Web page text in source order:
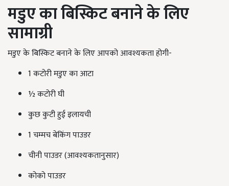
मडुए का बिस्किट बनाने के लिए
सामाग्री
मडुए के बिस्किट बनाने के लिए आपको आवश्यकता होगी-
1 कटोरी मडुए का आटा
½कटोरी घी
कुछ कुटी हुई इलायची
1 चम्मच बेकिंग पाउडर
चीनी पाउडर (आवश्यकतानुसार)
कोको पाउडर